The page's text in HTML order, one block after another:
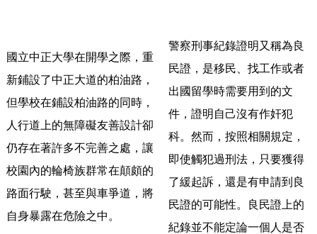
國立中正大學在開學之際，重
新鋪設了中正大道的柏油路，
但學校在鋪設柏油路的同時，
人行道上的無障礙友善設計卻
仍存在著許多不完善之處， 讓
校園內的輪椅族群常在顛頗的
路面行駛，甚至與車爭道， 將
自身暴露在危險之中。
警察刑事紀錄證明又稱為良
民證，是移民、 找工作或者
出國留學時需要用到的文
件，證明自己沒有作奸犯
科。 然而，按照相關規定，
即使觸犯過刑法，只要獲得
了緩起訴， 還是有申請到良
民證的可能性。
良民證上的
紀錄並不能定論一個人是否